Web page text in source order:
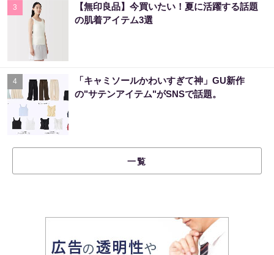
3
【無印良品】今買いたい！夏に活躍する話題
の肌着アイテム3選
4
「キャミソールかわいすぎて神」GU新作
の"サテンアイテム"がSNSで話題。
一覧